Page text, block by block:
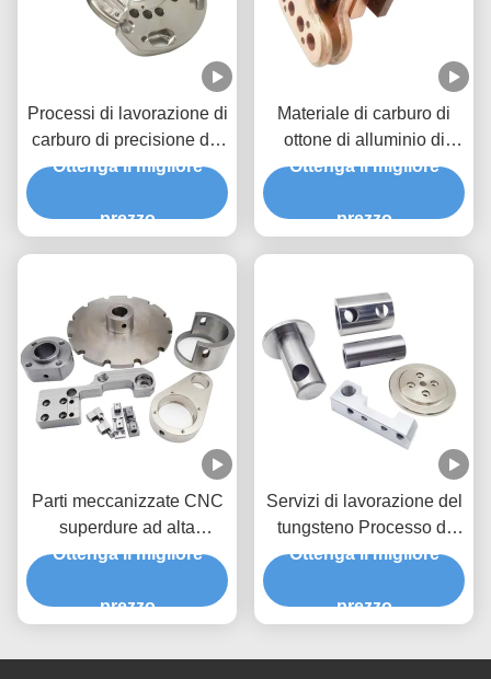
Processi di lavorazione di
carburo di precisione dei
componenti di taglio del
Ottenga il migliore
prezzo
Materiale di carburo di
ottone di alluminio di
acciaio inossidabile
Ottenga il migliore
prezzo
Parti meccanizzate CNC
superdure ad alta
precisione con
delle attrezzature
Ottenga il migliore
prezzo
Servizi di lavorazione del
tungsteno Processo di
lavorazione del carburo
Ottenga il migliore
prezzo